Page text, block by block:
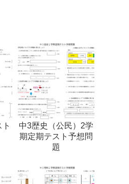
中3歴史（公民）2学
期定期テスト予想問
題